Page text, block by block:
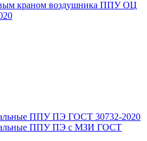
краном воздушника ППУ ОЦ
ППУ ПЭ ГОСТ 30732-2020
ППУ ПЭ с МЗИ ГОСТ